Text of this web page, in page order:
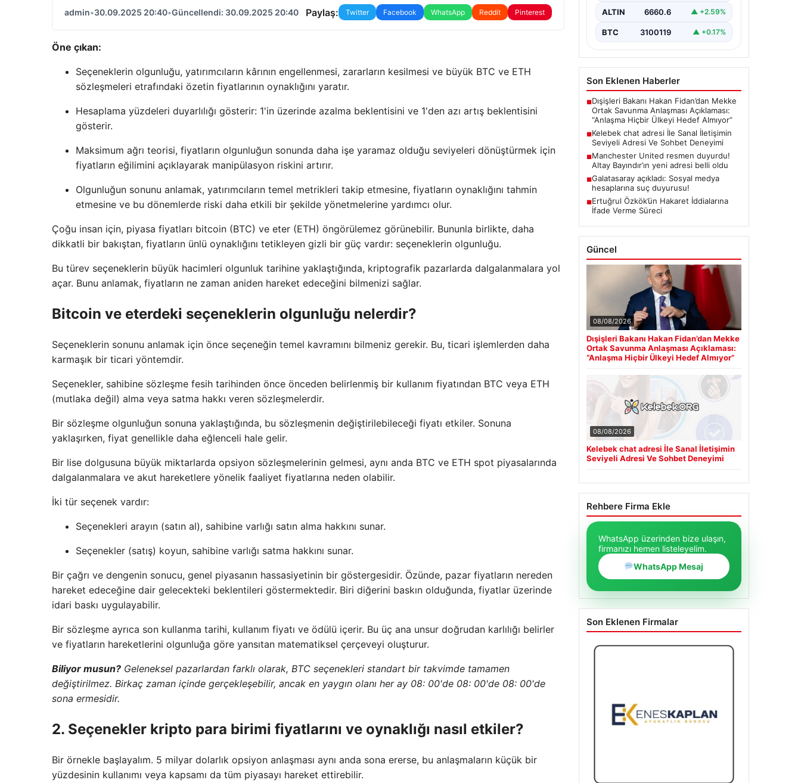
admin•30.09.2025 20:40•Güncellendi: 30.09.2025 20:40 Paylaş: Twitter Facebook WhatsApp Reddit Pinterest
Öne çıkan:
Seçeneklerin olgunluğu, yatırımcıların kârının engellenmesi, zararların kesilmesi ve büyük BTC ve ETH
sözleşmeleri etrafındaki özetin fiyatlarının oynaklığını yaratır.
Hesaplama yüzdeleri duyarlılığı gösterir: 1'in üzerinde azalma beklentisini ve 1'den azı artış beklentisini
gösterir.
Maksimum ağrı teorisi, fiyatların olgunluğun sonunda daha işe yaramaz olduğu seviyeleri dönüştürmek için
fiyatların eğilimini açıklayarak manipülasyon riskini artırır.
Olgunluğun sonunu anlamak, yatırımcıların temel metrikleri takip etmesine, fiyatların oynaklığını tahmin
etmesine ve bu dönemlerde riski daha etkili bir şekilde yönetmelerine yardımcı olur.
Çoğu insan için, piyasa fiyatları bitcoin (BTC) ve eter (ETH) öngörülemez görünebilir. Bununla birlikte, daha
dikkatli bir bakıştan, fiyatların ünlü oynaklığını tetikleyen gizli bir güç vardır: seçeneklerin olgunluğu.
Bu türev seçeneklerin büyük hacimleri olgunluk tarihine yaklaştığında, kriptografik pazarlarda dalgalanmalara yol
açar. Bunu anlamak, fiyatların ne zaman aniden hareket edeceğini bilmenizi sağlar.
Bitcoin ve eterdeki seçeneklerin olgunluğu nelerdir?
Seçeneklerin sonunu anlamak için önce seçeneğin temel kavramını bilmeniz gerekir. Bu, ticari işlemlerden daha
karmaşık bir ticari yöntemdir.
Seçenekler, sahibine sözleşme fesih tarihinden önce önceden belirlenmiş bir kullanım fiyatından BTC veya ETH
(mutlaka değil) alma veya satma hakkı veren sözleşmelerdir.
Bir sözleşme olgunluğun sonuna yaklaştığında, bu sözleşmenin değiştirilebileceği fiyatı etkiler. Sonuna
yaklaşırken, fiyat genellikle daha eğlenceli hale gelir.
Bir lise dolgusuna büyük miktarlarda opsiyon sözleşmelerinin gelmesi, aynı anda BTC ve ETH spot piyasalarında
dalgalanmalara ve akut hareketlere yönelik faaliyet fiyatlarına neden olabilir.
İki tür seçenek vardır:
Seçenekleri arayın (satın al), sahibine varlığı satın alma hakkını sunar.
Seçenekler (satış) koyun, sahibine varlığı satma hakkını sunar.
Bir çağrı ve dengenin sonucu, genel piyasanın hassasiyetinin bir göstergesidir. Özünde, pazar fiyatların nereden
hareket edeceğine dair gelecekteki beklentileri göstermektedir. Biri diğerini baskın olduğunda, fiyatlar üzerinde
idari baskı uygulayabilir.
Bir sözleşme ayrıca son kullanma tarihi, kullanım fiyatı ve ödülü içerir. Bu üç ana unsur doğrudan karlılığı belirler
ve fiyatların hareketlerini olgunluğa göre yansıtan matematiksel çerçeveyi oluşturur.
Biliyor musun? Geleneksel pazarlardan farklı olarak, BTC seçenekleri standart bir takvimde tamamen
değiştirilmez. Birkaç zaman içinde gerçekleşebilir, ancak en yaygın olanı her ay 08: 00'de 08: 00'de 08: 00'de
sona ermesidir.
2. Seçenekler kripto para birimi fiyatlarını ve oynaklığı nasıl etkiler?
Bir örnekle başlayalım. 5 milyar dolarlık opsiyon anlaşması aynı anda sona ererse, bu anlaşmaların küçük bir
yüzdesinin kullanımı veya kapsamı da tüm piyasayı hareket ettirebilir.
Günümüzde birçok…
ALTIN 6660.6 ▲ +2.59%
BTC 3100119 ▲ +0.17%
Son Eklenen Haberler
■Dışişleri Bakanı Hakan Fidan’dan Mekke
Ortak Savunma Anlaşması Açıklaması:
“Anlaşma Hiçbir Ülkeyi Hedef Almıyor”
■Kelebek chat adresi İle Sanal İletişimin
Seviyeli Adresi Ve Sohbet Deneyimi
■Manchester United resmen duyurdu!
Altay Bayındır’ın yeni adresi belli oldu
■Galatasaray açıkladı: Sosyal medya
hesaplarına suç duyurusu!
■Ertuğrul Özkök’ün Hakaret İddialarına
İfade Verme Süreci
Güncel
08/08/2026
Dışişleri Bakanı Hakan Fidan’dan Mekke
Ortak Savunma Anlaşması Açıklaması:
“Anlaşma Hiçbir Ülkeyi Hedef Almıyor”
08/08/2026
Kelebek chat adresi İle Sanal İletişimin
Seviyeli Adresi Ve Sohbet Deneyimi
Rehbere Firma Ekle
WhatsApp üzerinden bize ulaşın,
firmanızı hemen listeleyelim.
WhatsApp Mesaj
Son Eklenen Firmalar